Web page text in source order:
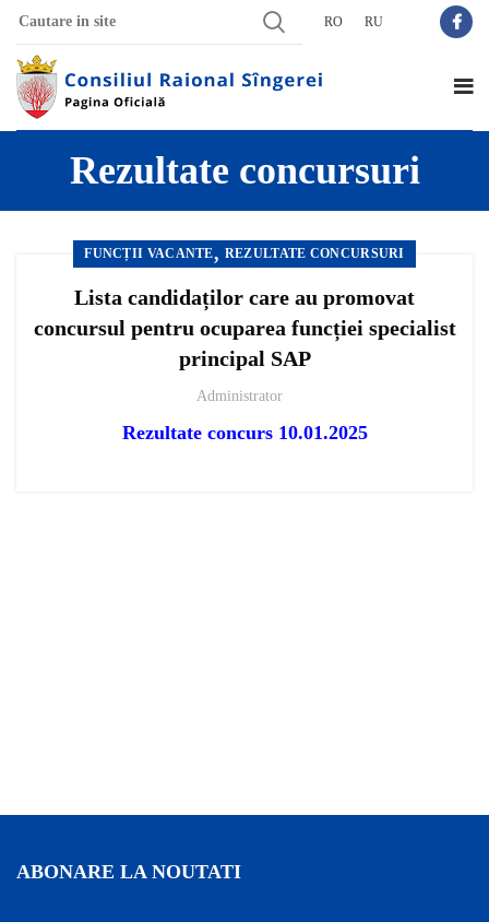
RO RU
Rezultate concursuri
FUNCȚII VACANTE, REZULTATE CONCURSURI
Lista candidaților care au promovat
concursul pentru ocuparea funcției specialist
principal SAP
Administrator
Rezultate concurs 10.01.2025
ABONARE LA NOUTATI